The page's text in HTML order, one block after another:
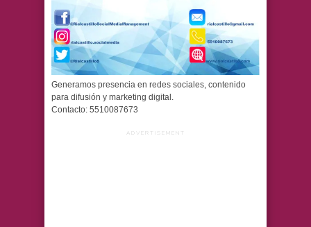
Generamos presencia en redes sociales, contenido
para difusión y marketing digital.
Contacto: 5510087673
ADVERTISEMENT